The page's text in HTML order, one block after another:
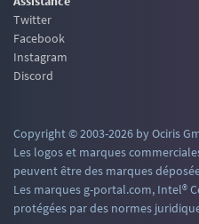
Twitter
Facebook
Instagram
Discord
Copyright © 2003-2026 by Ociris
Les logos et marques
peuvent être des marques
Les marques g-portal.com, Intel®
protégées par des normes